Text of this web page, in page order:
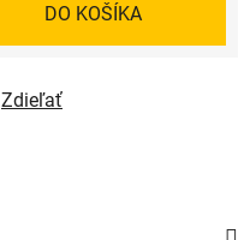
DO KOŠÍKA
Zdieľať